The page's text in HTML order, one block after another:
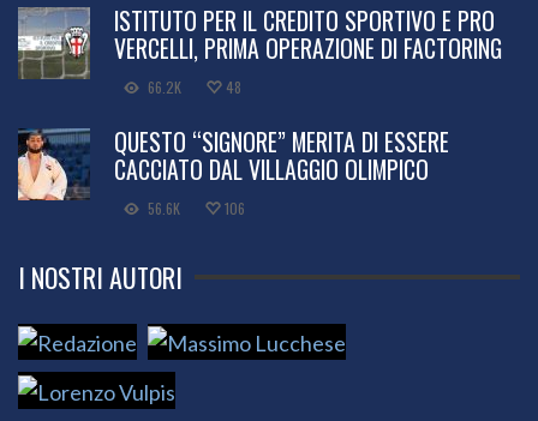
ISTITUTO PER IL CREDITO SPORTIVO E PRO
VERCELLI, PRIMA OPERAZIONE DI FACTORING
66.2K 48
QUESTO “SIGNORE” MERITA DI ESSERE
CACCIATO DAL VILLAGGIO OLIMPICO
56.6K 106
I NOSTRI AUTORI